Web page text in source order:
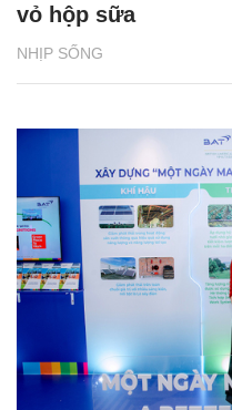
NHỊP SỐNG
vỏ hộp sữa